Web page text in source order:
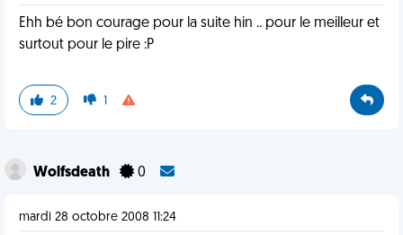
Ehh bé bon courage pour la suite hin .. pour le meilleur et
surtout pour le pire :P
2 1
Wolfsdeath 0
mardi 28 octobre 2008 11:24